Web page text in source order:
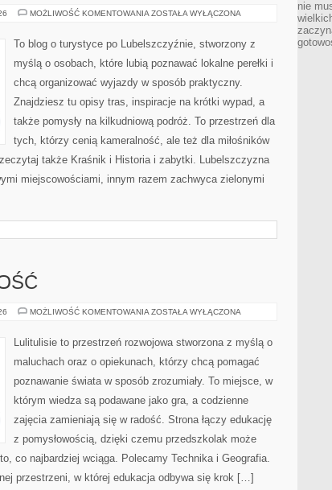
MOŻLIWOŚĆ KOMENTOWANIA WYDARZENIA
ZOSTAŁA WYŁĄCZONA
To blog o turystyce po Lubelszczyźnie, stworzony z
myślą o osobach, które lubią poznawać lokalne perełki i
chcą organizować wyjazdy w sposób praktyczny.
Znajdziesz tu opisy tras, inspiracje na krótki wypad, a
także pomysły na kilkudniową podróż. To przestrzeń dla
tych, którzy cenią kameralność, ale też dla miłośników
także Kraśnik i Historia i zabytki. Lubelszczyzna
miejscowościami, innym razem zachwyca zielonymi
MOŻLIWOŚĆ KOMENTOWANIA PRZEDSIĘBIORCZOŚĆ
ZOSTAŁA WYŁĄCZONA
Lulitulisie to przestrzeń rozwojowa stworzona z myślą o
maluchach oraz o opiekunach, którzy chcą pomagać
poznawanie świata w sposób zrozumiały. To miejsce, w
którym wiedza są podawane jako gra, a codzienne
zajęcia zamieniają się w radość. Strona łączy edukację
z pomysłowością, dzięki czemu przedszkolak może
co najbardziej wciąga. Polecamy Technika i Geografia.
przestrzeni, w której edukacja odbywa się krok […]
nie